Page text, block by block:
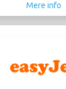
Mere info